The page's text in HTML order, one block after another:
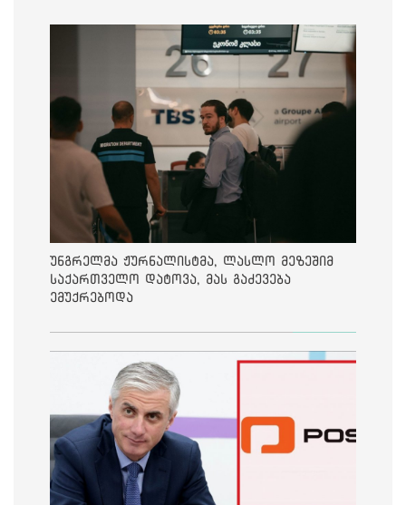
უნგრელმა ჟურნალისტმა, ლასლო მეზეშიმ
საქართველო დატოვა, მას გაძევება
ემუქრებოდა